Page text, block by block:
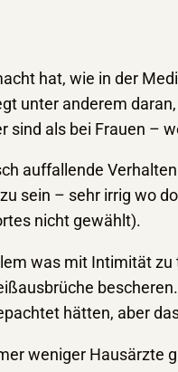
hat, wie in der
unter anderem
als bei Frauen –
auffallende
sein – sehr irrig wo
nicht gewählt).
was mit Intimität
hätten, aber
weniger